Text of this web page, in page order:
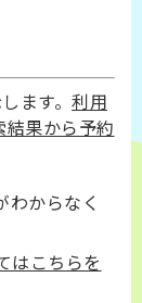
ます。利用
果から予約
わからなく
はこちらを